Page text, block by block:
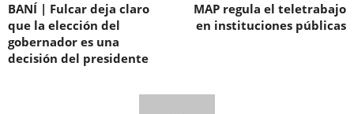
BANÍ | Fulcar deja claro
que la elección del
gobernador es una
decisión del presidente
MAP regula el teletrabajo
en instituciones públicas